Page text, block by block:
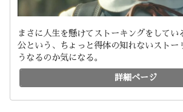
まさに人生を懸けてストーキングをしてい
公という、ちょっと得体の知れないストー
うなるのか気になる。
詳細ページ